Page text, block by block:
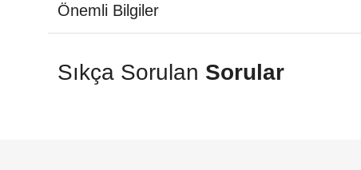
Önemli Bilgiler
Sıkça Sorulan Sorular